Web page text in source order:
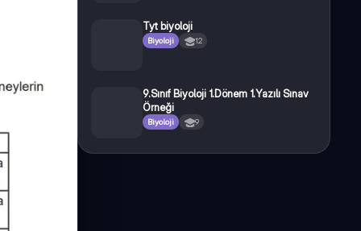
Tyt biyoloji
Biyoloji 12
9.Sınıf Biyoloji 1.Dönem 1.Yazılı Sınav
Örneği
Biyoloji 9